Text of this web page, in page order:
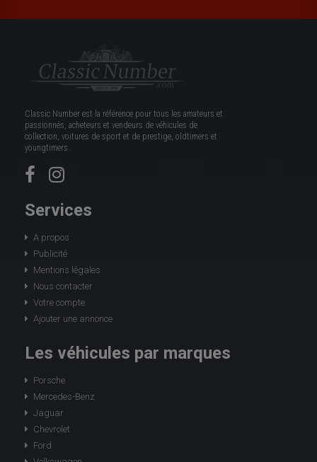
Classic Number est la référence pour tous les amateurs et
passionnés, acheteurs et vendeurs de véhicules de
collection, voitures de sport et de prestige, oldtimers et
youngtimers.
Services
A propos
Publicité
Mentions légales
Nous contacter
Votre compte
Ajouter une annonce
Les véhicules par marques
Porsche
Mercedes-Benz
Jaguar
Chevrolet
Ford